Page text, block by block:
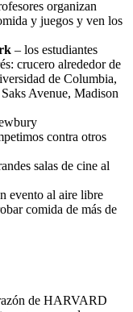
organizan
y juegos y ven los
– los estudiantes
crucero alrededor de
de Columbia,
Avenue, Madison
contra otros
salas de cine al
evento al aire libre
comida de más de
de HARVARD